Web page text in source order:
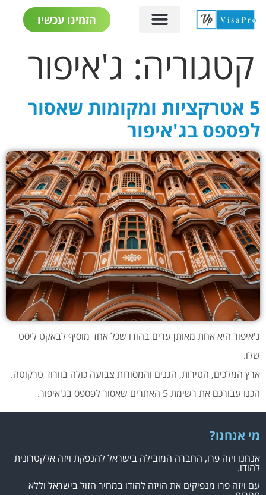
הזמינו עכשיו
קטגוריה: ג'איפור
5 אטרקציות ומקומות שאסור
לפספס בג'איפור
ג'איפור היא אחת מאותן ערים בהודו שכל אחד מוסיף לבאקט ליסט
שלו.
ארץ המלכים, הטירות, הגנים והמסורות צבועה כולה בוורוד טרקוטה.
הכנו עבורכם את רשימת 5 האתרים שאסור לפספס בג'איפור.
מי אנחנו?
אנחנו ויזה פרו, החברה המובילה בישראל להנפקת ויזה אלקטרונית
להודו.
עם ויזה פרו מנפיקים את הויזה להודו במחיר הזול בישראל וללא